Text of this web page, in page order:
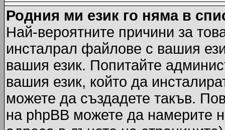
Родния ми език го няма в
Най-вероятните причини за
инсталрал файлове с вашия
вашия език. Попитайте
вашия език, който да
можете да създадете такъв.
на phpBB можете да намерите